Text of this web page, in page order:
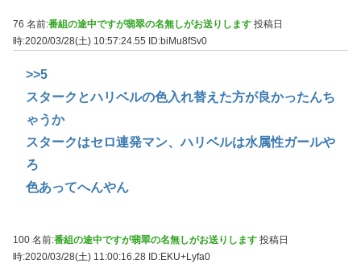
76 名前:番組の途中ですが翡翠の名無しがお送りします 投稿日
時:2020/03/28(土) 10:57:24.55 ID:biMu8fSv0
>>5
スタークとハリベルの色入れ替えた方が良かったんち
ゃうか
スタークはセロ連発マン、ハリベルは水属性ガールや
ろ
色あってへんやん
100 名前:番組の途中ですが翡翠の名無しがお送りします 投稿日
時:2020/03/28(土) 11:00:16.28 ID:EKU+Lyfa0